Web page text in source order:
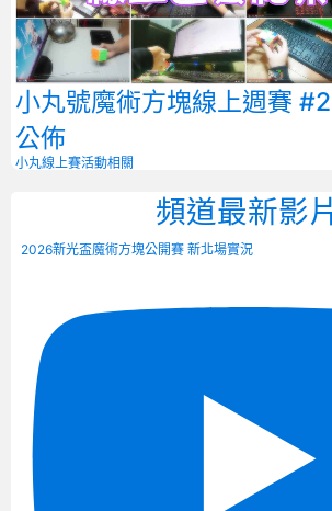
小丸號魔術方塊線上週賽
公佈
小丸線上賽活動相關
頻道最新影片
2026新光盃魔術方塊公開賽 新北場實況